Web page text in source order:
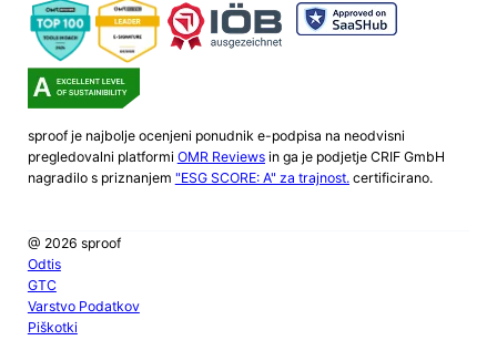
sproof je najbolje ocenjeni ponudnik e-podpisa na neodvisni
pregledovalni platformi OMR Reviewsin ga je podjetje CRIF GmbH
nagradilo s priznanjem "ESG SCORE: A" za trajnost.certificirano.
@ 2026 sproof
Odtis
GTC
Varstvo Podatkov
Piškotki